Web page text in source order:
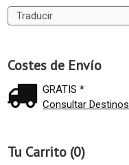
Costes de Envío
GRATIS *
Consultar Destinos
Tu Carrito (0)